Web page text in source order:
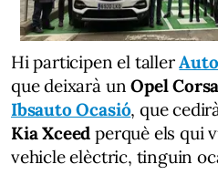
Hi participen el taller
que deixarà unOpel
Ibsauto Ocasió, que
Kia Xceed perquè els qui
vehicle elèctric, tinguin